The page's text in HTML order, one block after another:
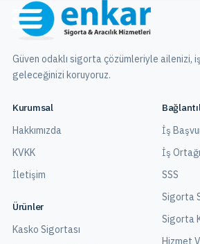
Güven odaklı sigorta çözümleriyle ailenizi,
geleceğinizi koruyoruz.
Kurumsal
Hakkımızda
KVKK
İletişim
Ürünler
Kasko Sigortası
İş
İş
SSS
Sigorta
Sigorta
Hizmet